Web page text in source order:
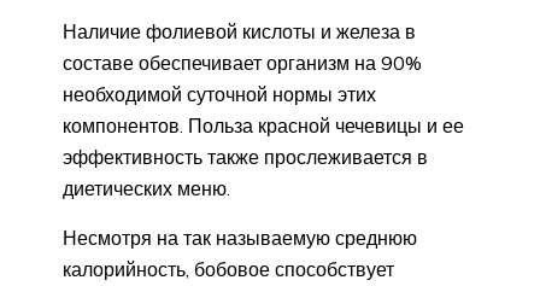
Наличие фолиевой кислоты и железа в
составе обеспечивает организм на 90%
необходимой суточной нормы этих
компонентов. Польза красной чечевицы и ее
эффективность также прослеживается в
диетических меню.
Несмотря на так называемую среднюю
калорийность, бобовое способствует